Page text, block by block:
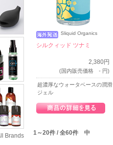
Brands
Sliquid Organics
シルクィッド ツナミ
2,380円
(国内販売価格 - 円)
超濃厚なウォータベースの潤滑
ジェル
1～20件 / 全60件 中